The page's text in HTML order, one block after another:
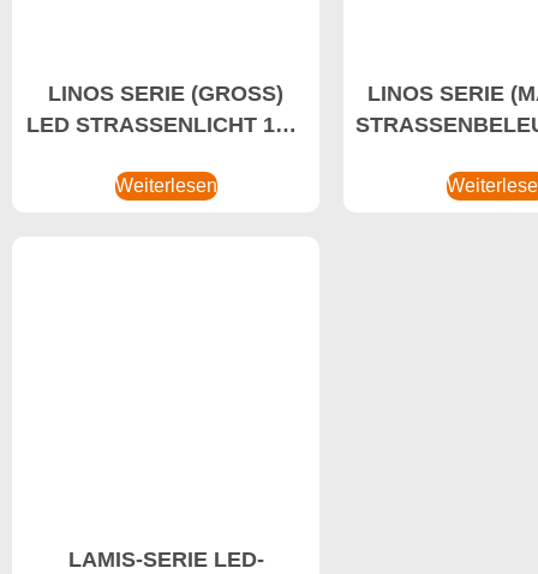
LINOS SERIE (GROSS)
LED STRASSENLICHT 170-
Beleuchtung für
Weiterlesen
LINOS SERIE
LAMIS-SERIE LED-